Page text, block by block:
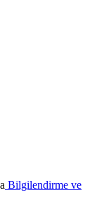
Bilgilendirme ve